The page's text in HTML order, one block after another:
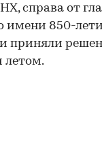
справа от
имени 850-
приняли
летом.